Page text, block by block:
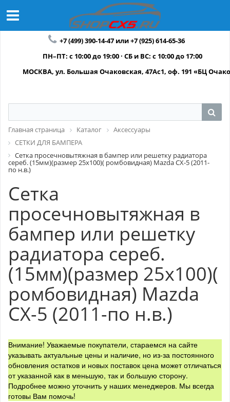
+7 (499) 390-14-47 или +7 (925) 614-65-36
ПН–ПТ: с 10:00 до 19:00 · СБ и ВС: с 10:00 до 17:00
МОСКВА, ул. Большая Очаковская, 47Ас1, оф. 191 «БЦ
Главная страница Каталог
Аксессуары
СЕТКИ ДЛЯ БАМПЕРА
Сетка просечновытяжная в бампер или решетку радиатора
сереб. (15мм)(размер 25x100)( ромбовидная) Mazda CX-5 (2011-
по н.в.)
Сетка
просечновытяжная в
бампер или решетку
радиатора сереб.
(15мм)(размер 25x100)(
ромбовидная) Mazda
CX-5 (2011-по н.в.)
Внимание! Уважаемые покупатели, стараемся на сайте
указывать актуальные цены и наличие, но из-за постоянного
обновления остатков и новых поставок цена может отличаться
от указанной как в меньшую, так и большую сторону.
Подробнее можно уточнить у наших менеджеров. Мы всегда
готовы Вам помочь!